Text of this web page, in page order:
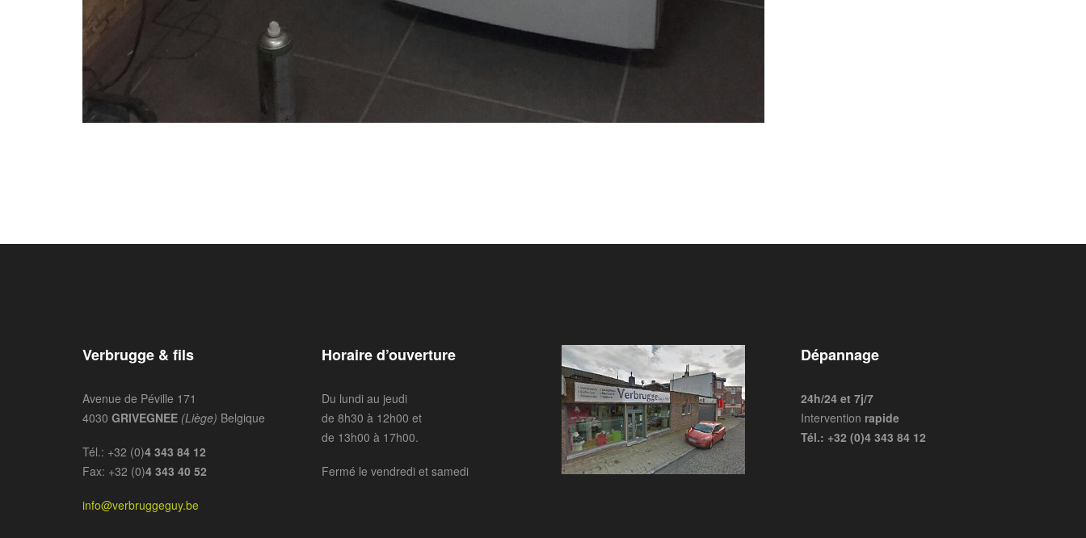
Verbrugge & fils
Avenue de Péville 171
4030 GRIVEGNEE (Liège) Belgique
Tél.: +32 (0)4 343 84 12
Fax: +32 (0)4 343 40 52
info@verbruggeguy.be
Horaire d’ouverture
Du lundi au jeudi
de 8h30 à 12h00 et
de 13h00 à 17h00.
Fermé le vendredi et samedi
Dépannage
24h/24 et 7j/7
Intervention rapide
Tél.: +32 (0)4 343 84 12